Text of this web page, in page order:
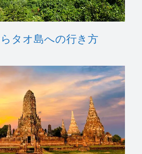
タオ島への行き方